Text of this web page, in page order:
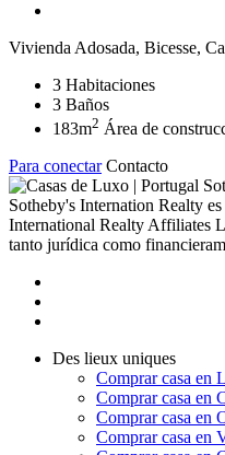
Vivienda Adosada, Bicesse,
3 Habitaciones
3 Baños
183m2 Área de
Para conectar Contacto
Sotheby's Internation Realty
International Realty Affiliates
tanto jurídica como
Des lieux uniques
Comprar casa en
Comprar casa en
Comprar casa en
Comprar casa en